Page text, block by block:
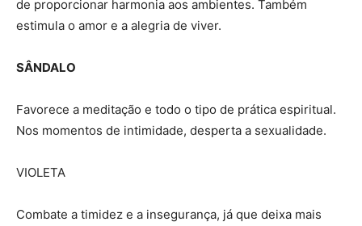
de proporcionar harmonia aos ambientes. Também
estimula o amor e a alegria de viver.
SÂNDALO
Favorece a meditação e todo o tipo de prática espiritual.
Nos momentos de intimidade, desperta a sexualidade.
VIOLETA
Combate a timidez e a insegurança, já que deixa mais